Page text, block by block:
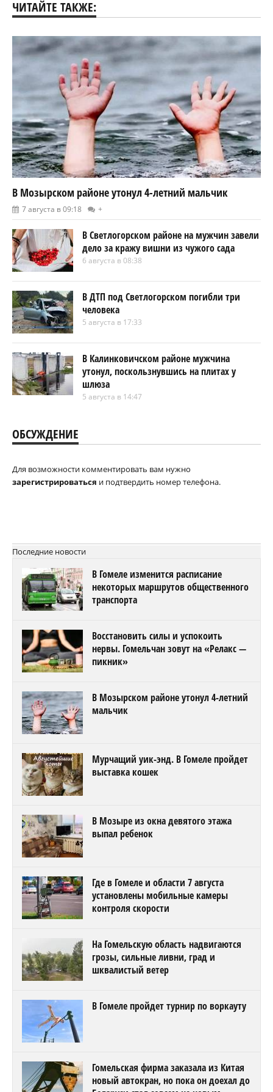
ЧИТАЙТЕ ТАКЖЕ:
В Мозырском районе утонул 4-летний мальчик
7 августа в 09:18 +
В Светлогорском районе на мужчин завели
дело за кражу вишни из чужого сада
6 августа в 08:38
В ДТП под Светлогорском погибли три
человека
5 августа в 17:33
В Калинковичском районе мужчина
утонул, поскользнувшись на плитах у
шлюза
5 августа в 14:47
ОБСУЖДЕНИЕ
Для возможности комментировать вам нужно
зарегистрироваться и подтвердить номер телефона.
Последние новости
В Гомеле изменится расписание
некоторых маршрутов общественного
транспорта
Восстановить силы и успокоить
нервы. Гомельчан зовут на «Релакс —
пикник»
В Мозырском районе утонул 4-летний
мальчик
Мурчащий уик-энд. В Гомеле пройдет
выставка кошек
В Мозыре из окна девятого этажа
выпал ребенок
Где в Гомеле и области 7 августа
установлены мобильные камеры
контроля скорости
На Гомельскую область надвигаются
грозы, сильные ливни, град и
шквалистый ветер
В Гомеле пройдет турнир по воркауту
Гомельская фирма заказала из Китая
новый автокран, но пока он доехал до